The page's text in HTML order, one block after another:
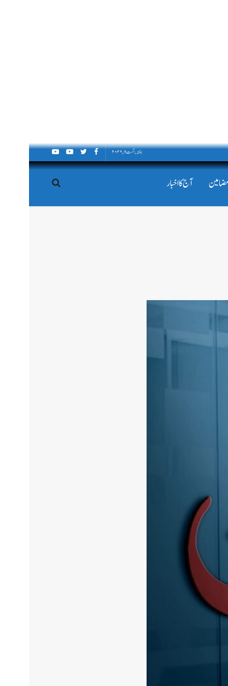
ہفتہ, اگست ۸, ۲۰۲۶
آج کا اخبار